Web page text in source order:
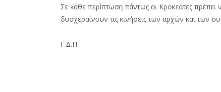
Σε κάθε περίπτωση πάντως οι Κροκεάτες πρέπει
δυσχεραίνουν τις κινήσεις των αρχών και των
Γ.Δ.Π.